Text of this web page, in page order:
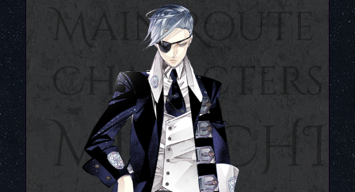
Main Route
Characters
MIZUCHI